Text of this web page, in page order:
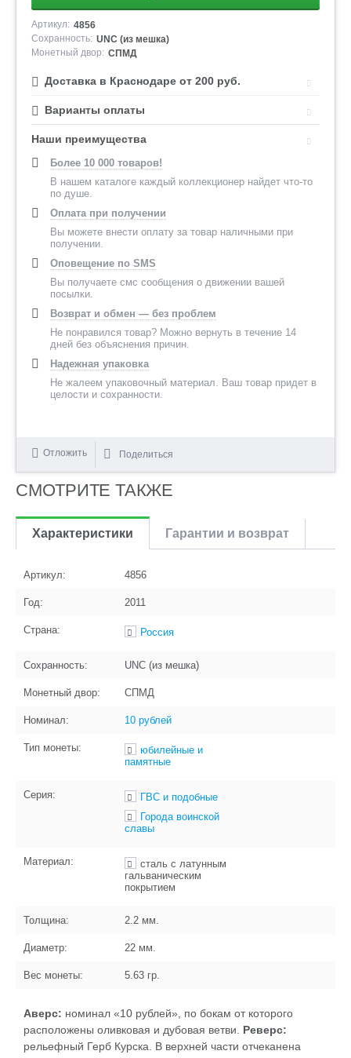
Артикул: 4856
Сохранность: UNC (из мешка)
Монетный двор: СПМД
Доставка в Краснодаре от 200 руб.
Варианты оплаты
Наши преимущества
Более 10 000 товаров!
В нашем каталоге каждый коллекционер найдет что-то
по душе.
Оплата при получении
Вы можете внести оплату за товар наличными при
получении.
Оповещение по SMS
Вы получаете смс сообщения о движении вашей
посылки.
Возврат и обмен — без проблем
Не понравился товар? Можно вернуть в течение 14
дней без объяснения причин.
Надежная упаковка
Не жалеем упаковочный материал. Ваш товар придет в
целости и сохранности.
Отложить Поделиться
СМОТРИТЕ ТАКЖЕ
Характеристики Гарантии и возврат
Артикул: 4856
Год: 2011
Страна: Россия
Сохранность: UNC (из мешка)
Монетный двор: СПМД
Номинал: 10 рублей
Тип монеты:
юбилейные и
памятные
Серия:
ГВС и подобные
Города воинской
славы
Материал:
сталь с латунным
гальваническим
покрытием
Толщина: 2.2 мм.
Диаметр: 22 мм.
Вес монеты: 5.63 гр.
Аверс: номинал «10 рублей», по бокам от которого
расположены оливковая и дубовая ветви. Реверс:
рельефный Герб Курска. В верхней части отчеканена